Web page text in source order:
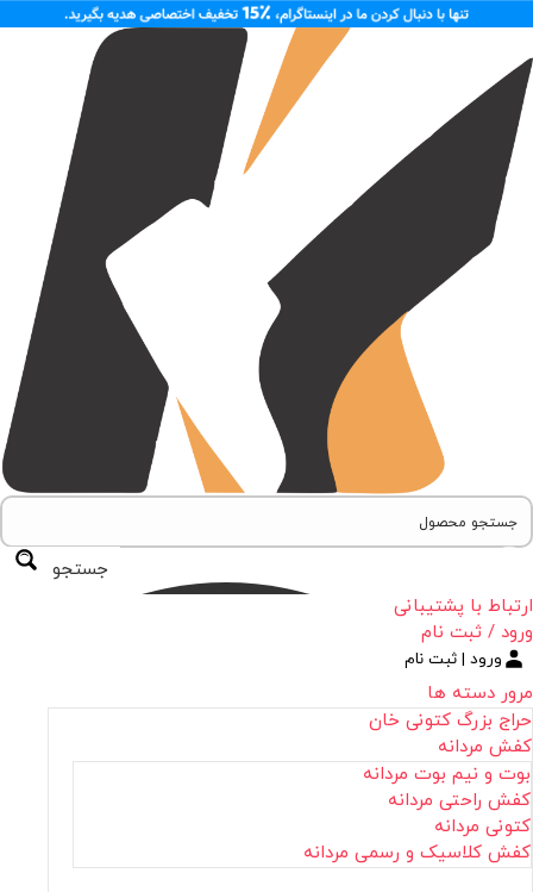
جستجو
ارتباط با پشتیبانی
ورود / ثبت نام
ورود | ثبت نام
مرور دسته ها
حراج بزرگ کتونی خان
کفش مردانه
بوت و نیم بوت مردانه
کفش راحتی مردانه
کتونی مردانه
کفش کلاسیک و رسمی مردانه